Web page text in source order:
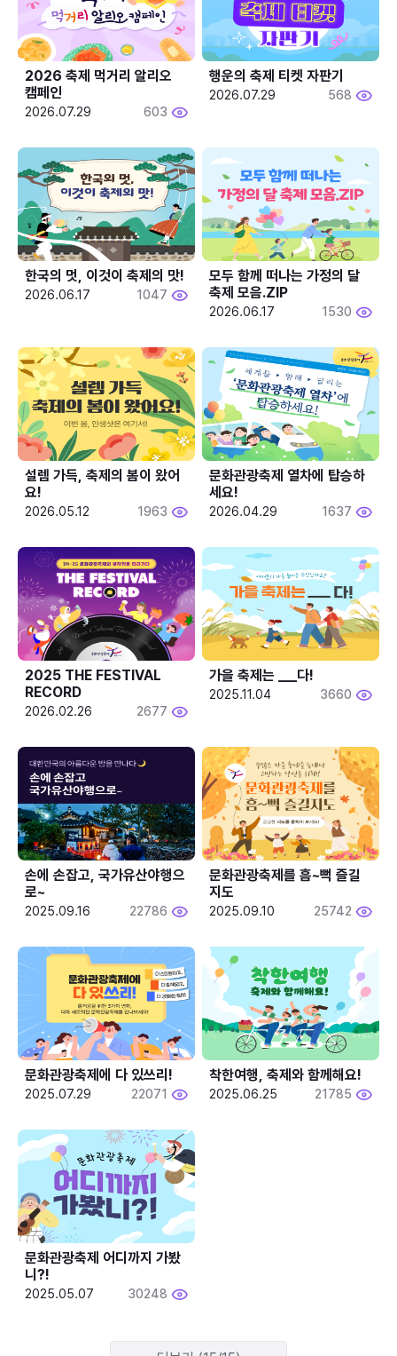
2026 축제 먹거리 알리오
캠페인
2026.07.29 603
행운의 축제 티켓 자판기
2026.07.29 568
한국의 멋, 이것이 축제의 맛!
2026.06.17 1047
모두 함께 떠나는 가정의 달
축제 모음.ZIP
2026.06.17 1530
설렘 가득, 축제의 봄이 왔어
요!
2026.05.12 1963
문화관광축제 열차에 탑승하
세요!
2026.04.29 1637
2025 THE FESTIVAL
RECORD
2026.02.26 2677
2025.11.04 3660
손에 손잡고, 국가유산야행으
로~
2025.09.16 22786
문화관광축제를 흠~뻑 즐길
지도
2025.09.10 25742
문화관광축제에 다 있쓰리!
2025.07.29 22071
착한여행, 축제와 함께해요!
2025.06.25 21785
문화관광축제 어디까지 가봤
니?!
2025.05.07 30248